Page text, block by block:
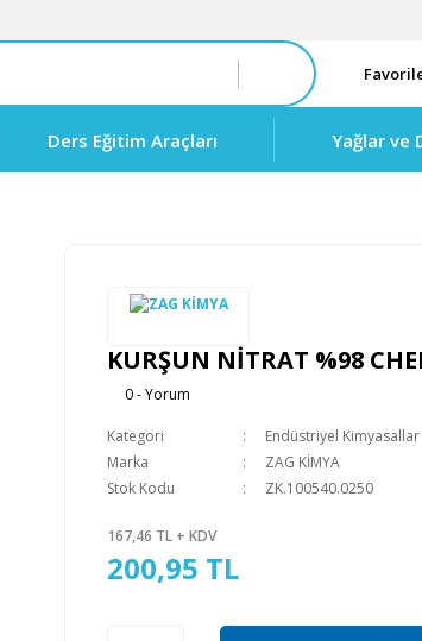
Ders Eğitim Araçları Yağlar ve
KURŞUN NİTRAT %98
0 - Yorum
Kategori
Endüstriyel Kimyasallar
Marka
ZAG KİMYA
Stok Kodu
ZK.100540.0250
167,46 TL + KDV
200,95 TL